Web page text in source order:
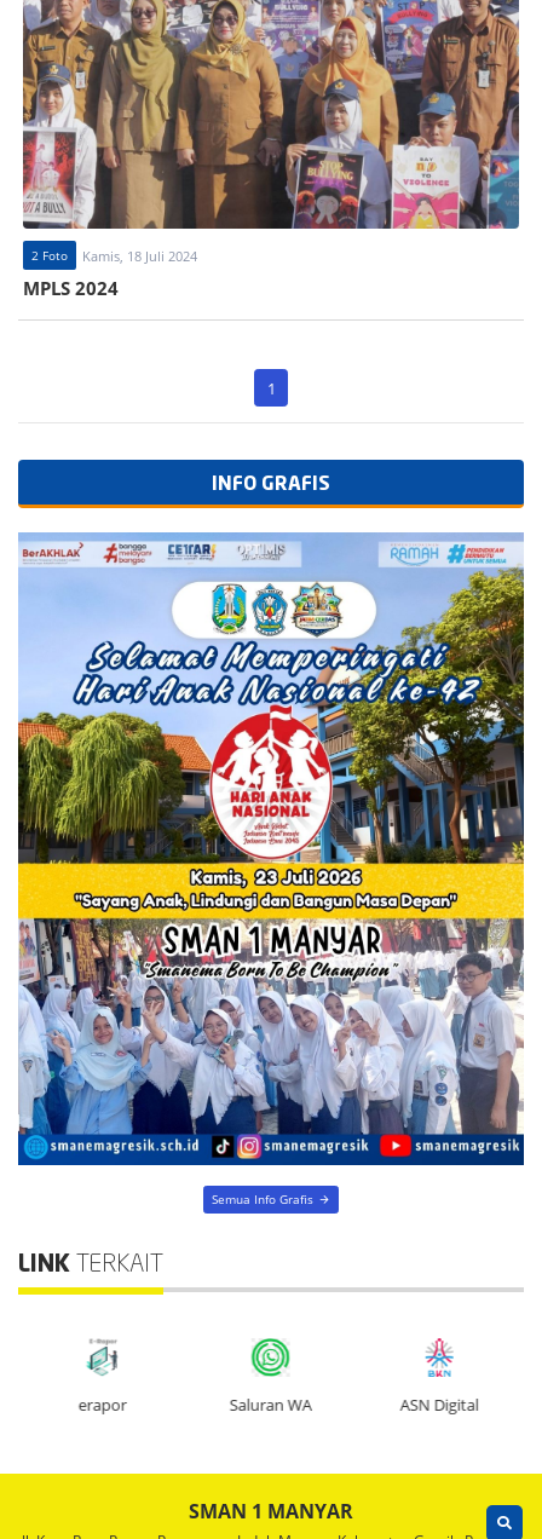
2 Foto Kamis, 18 Juli 2024
MPLS 2024
1
INFO GRAFIS
Semua Info Grafis
LINK TERKAIT
erapor Saluran WA ASN Digital
SMAN 1 MANYAR